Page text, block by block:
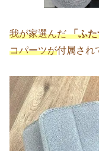
我が家選んだ「ふ
コパーツが付属され